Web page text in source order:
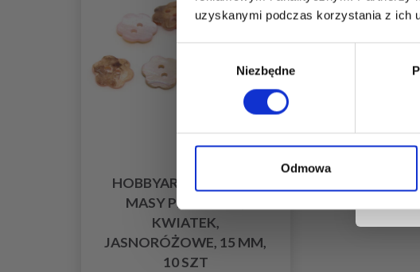
uzyskanymi podczas korzystania z ich
Niezbędne
Odmowa
HOBBYARTS GUZIKI Z
MASY PERŁOWEJ,
KWIATEK,
JASNORÓŻOWE, 15 MM,
10 SZT